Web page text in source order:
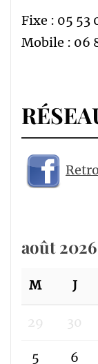
Fixe : 05 53
Mobile : 06
août 2026
M J
29 30
5 6